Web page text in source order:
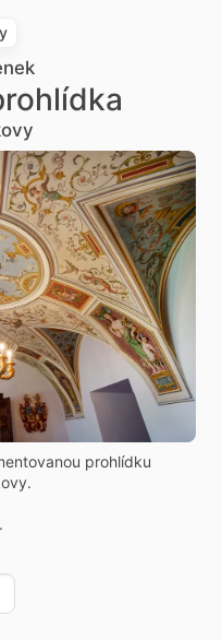
prohlídku
.